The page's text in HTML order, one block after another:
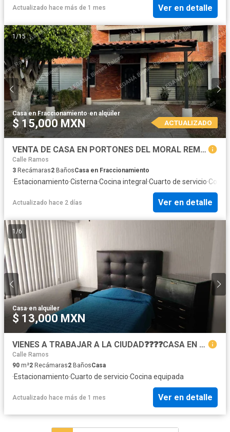
Actualizado hace más de 1 mes Ver en detalle
1 /15
Casa en Fraccionamiento·en alquiler
$ 15,000 MXN ACTUALIZADO
VENTA DE CASA EN PORTONES DEL MORAL REMODELADA NORTE DE LEON GUANAJUATO
Calle Ramos
3 Recámaras2 BañosCasa en Fraccionamiento
·Estacionamiento·Cisterna·Cocina integral ·Cuarto de servicio·
Actualizado hace 2 días Ver en detalle
1 /6
Casa·en alquiler
$ 13,000 MXN
VIENES A TRABAJAR A LA CIUDAD❓❓❓❓CASA EN RENTA AMUEBLADA EN LAS TROJES 🏡🏡🏡🏡✨✨✨
Calle Ramos
90 m²2 Recámaras2 BañosCasa
·Estacionamiento·Cuarto de servicio·Cocina equipada
Actualizado hace más de 1 mes Ver en detalle